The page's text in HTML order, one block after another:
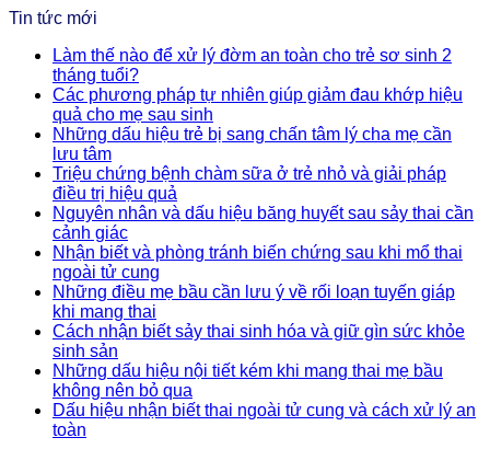
Tin tức mới
Làm thế nào để xử lý đờm an toàn cho trẻ sơ sinh 2
tháng tuổi?
Các phương pháp tự nhiên giúp giảm đau khớp hiệu
quả cho mẹ sau sinh
Những dấu hiệu trẻ bị sang chấn tâm lý cha mẹ cần
lưu tâm
Triệu chứng bệnh chàm sữa ở trẻ nhỏ và giải pháp
điều trị hiệu quả
Nguyên nhân và dấu hiệu băng huyết sau sảy thai cần
cảnh giác
Nhận biết và phòng tránh biến chứng sau khi mổ thai
ngoài tử cung
Những điều mẹ bầu cần lưu ý về rối loạn tuyến giáp
khi mang thai
Cách nhận biết sảy thai sinh hóa và giữ gìn sức khỏe
sinh sản
Những dấu hiệu nội tiết kém khi mang thai mẹ bầu
không nên bỏ qua
Dấu hiệu nhận biết thai ngoài tử cung và cách xử lý an
toàn